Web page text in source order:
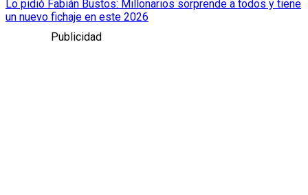
Lo pidió Fabián Bustos: Millonarios sorprende a todos y tiene
un nuevo fichaje en este 2026
Publicidad